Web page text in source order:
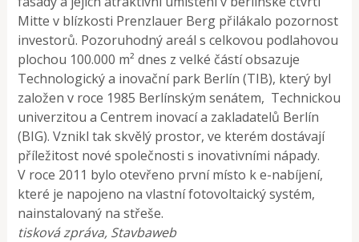
Mitte v blízkosti Prenzlauer Berg přilákalo pozornost
investorů. Pozoruhodný areál s celkovou podlahovou
plochou 100.000 m² dnes z velké částí obsazuje
Technologický a inovační park Berlín (TIB), který byl
založen v roce 1985 Berlínským senátem, Technickou
univerzitou a Centrem inovací a zakladatelů Berlín
(BIG). Vznikl tak skvělý prostor, ve kterém dostávají
příležitost nové společnosti s inovativními nápady.
V roce 2011 bylo otevřeno první místo k e-nabíjení,
které je napojeno na vlastní fotovoltaický systém,
nainstalovaný na střeše.
tisková zpráva, Stavbaweb